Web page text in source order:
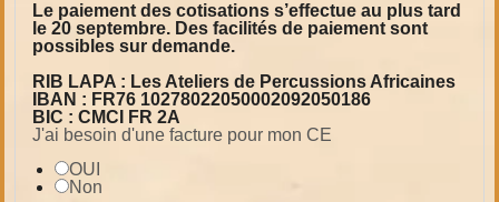
Le paiement des cotisations s’effectue au plus tard
le 20 septembre. Des facilités de paiement sont
possibles sur demande.
RIB LAPA : Les Ateliers de Percussions Africaines
IBAN : FR76 10278022050002092050186
BIC : CMCI FR 2A
J'ai besoin d'une facture pour mon CE
OUI
Non